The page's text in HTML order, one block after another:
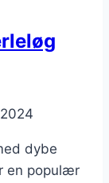
dybe
en populær